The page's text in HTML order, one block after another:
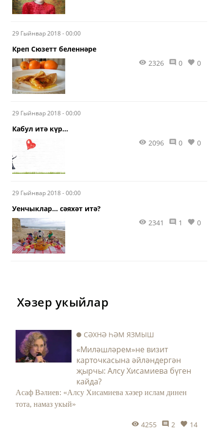
29 Гыйнвар 2018 - 00:00
Креп Сюзетт беленнәре
2326
0 0
29 Гыйнвар 2018 - 00:00
Кабул итә күр...
2096
0 0
29 Гыйнвар 2018 - 00:00
Уенчыклар... сәяхәт итә?
2341
1 0
Хәзер укыйлар
СӘХНӘ ҺӘМ ЯЗМЫШ
«Миләшләрем»не визит
карточкасына әйләндергән
җырчы: Алсу Хисамиева бүген
кайда?
Асаф Вәлиев: «Алсу Хисамиева хәзер ислам динен
тота, намаз укый»
4255 2 14